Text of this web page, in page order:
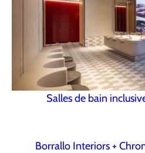
Salles de bain
Borrallo Interiors +